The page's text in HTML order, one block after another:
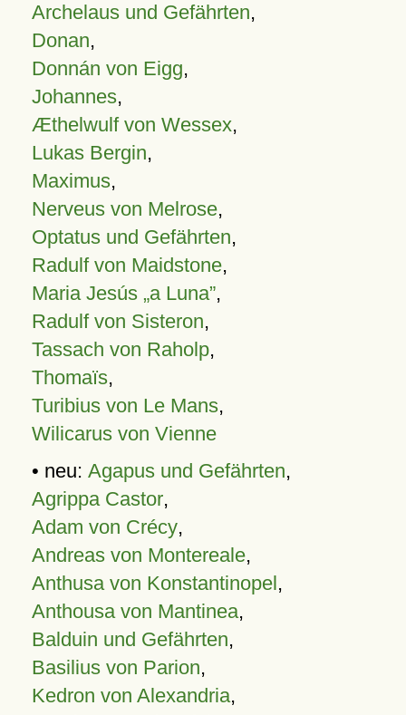
Archelaus und Gefährten,
Donan,
Donnán von Eigg,
Johannes,
Æthelwulf von Wessex,
Lukas Bergin,
Maximus,
Nerveus von Melrose,
Optatus und Gefährten,
Radulf von Maidstone,
Maria Jesús „a Luna”,
Radulf von Sisteron,
Tassach von Raholp,
Thomaïs,
Turibius von Le Mans,
Wilicarus von Vienne
• neu: Agapus und Gefährten,
Agrippa Castor,
Adam von Crécy,
Andreas von Montereale,
Anthusa von Konstantinopel,
Anthousa von Mantinea,
Balduin und Gefährten,
Basilius von Parion,
Kedron von Alexandria,